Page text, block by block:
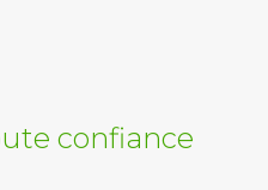
confiance